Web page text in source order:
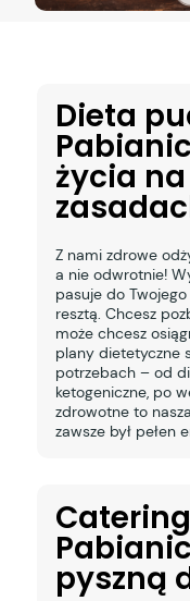
Dieta
życia
Z nami zdrowe
a nie odwrotnie!
pasuje do
resztą. Chcesz
może chcesz
plany dietetyczne
potrzebach – od
ketogeniczne, po
zdrowotne to
zawsze był pełen
pyszną